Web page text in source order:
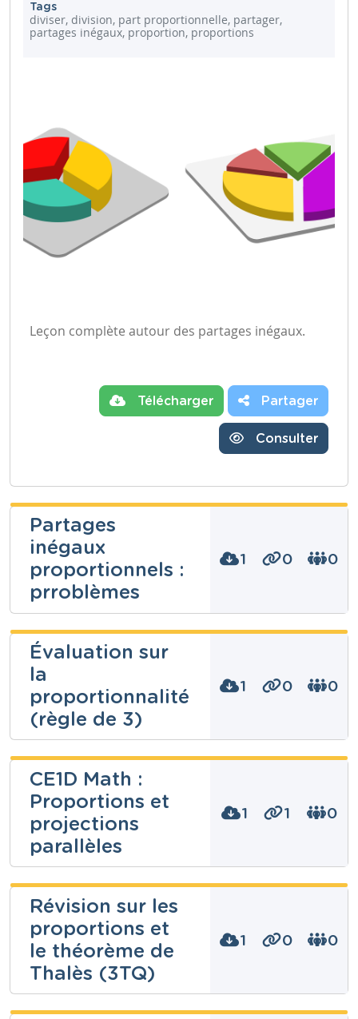
Tags
diviser, division, part proportionnelle, partager,
partages inégaux, proportion, proportions
Leçon complète autour des partages inégaux.
Télécharger Partager
Consulter
Partages
inégaux
proportionnels :
prroblèmes
1 0 0
Patrick
Mareschal
Niveau
Fondamental
Cours
Mathématiques
Année
Tags
partage, partages, partages inégaux, problème,
problèmes, Proportionnalité, proportionnels,
proportions
Évaluation sur
la
proportionnalité
(règle de 3)
1 0 0
Vinciane
TREMOUROUX
Niveau
Fondamental
Cours
Mathématiques
Année
Tags
problème, proportion, Proportionnalité,
proportionnalités, proportionnelle,
proportionnelles, proportions, règle de 3
CE1D Math :
Proportions et
projections
parallèles
1 1 0
Coralie
Schreiber
Niveau
Secondaire
Cours
Mathématiques
Année
Révision sur les
proportions et
le théorème de
Thalès (3TQ)
1 0 0